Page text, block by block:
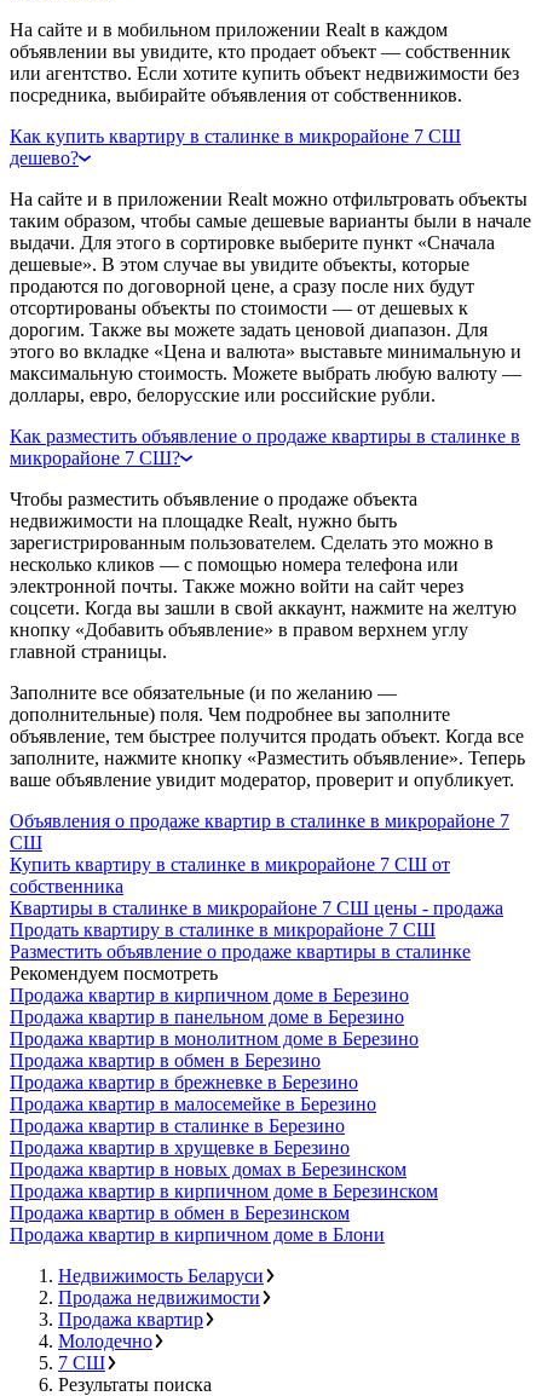
На сайте и в мобильном приложении Realt в каждом
объявлении вы увидите, кто продает объект — собственник
или агентство. Если хотите купить объект недвижимости без
посредника, выбирайте объявления от собственников.
Как купить квартиру в сталинке в микрорайоне 7 СШ
дешево?
На сайте и в приложении Realt можно отфильтровать объекты
таким образом, чтобы самые дешевые варианты были в начале
выдачи. Для этого в сортировке выберите пункт «Сначала
дешевые». В этом случае вы увидите объекты, которые
продаются по договорной цене, а сразу после них будут
отсортированы объекты по стоимости — от дешевых к
дорогим. Также вы можете задать ценовой диапазон. Для
этого во вкладке «Цена и валюта» выставьте минимальную и
максимальную стоимость. Можете выбрать любую валюту —
доллары, евро, белорусские или российские рубли.
Как разместить объявление о продаже квартиры в сталинке в
микрорайоне 7 СШ?
Чтобы разместить объявление о продаже объекта
недвижимости на площадке Realt, нужно быть
зарегистрированным пользователем. Сделать это можно в
несколько кликов — с помощью номера телефона или
электронной почты. Также можно войти на сайт через
соцсети. Когда вы зашли в свой аккаунт, нажмите на желтую
кнопку «Добавить объявление» в правом верхнем углу
главной страницы.
Заполните все обязательные (и по желанию —
дополнительные) поля. Чем подробнее вы заполните
объявление, тем быстрее получится продать объект. Когда все
заполните, нажмите кнопку «Разместить объявление». Теперь
ваше объявление увидит модератор, проверит и опубликует.
Объявления о продаже квартир в сталинке в микрорайоне 7
СШ
Купить квартиру в сталинке в микрорайоне 7 СШ от
собственника
Квартиры в сталинке в микрорайоне 7 СШ цены - продажа
Продать квартиру в сталинке в микрорайоне 7 СШ
Разместить объявление о продаже квартиры в сталинке
Рекомендуем посмотреть
Продажа квартир в кирпичном доме в Березино
Продажа квартир в панельном доме в Березино
Продажа квартир в монолитном доме в Березино
Продажа квартир в обмен в Березино
Продажа квартир в брежневке в Березино
Продажа квартир в малосемейке в Березино
Продажа квартир в сталинке в Березино
Продажа квартир в хрущевке в Березино
Продажа квартир в новых домах в Березинском
Продажа квартир в кирпичном доме в Березинском
Продажа квартир в обмен в Березинском
Продажа квартир в кирпичном доме в Блони
Недвижимость Беларуси
Продажа недвижимости
Продажа квартир
Молодечно
7 СШ
Результаты поиска